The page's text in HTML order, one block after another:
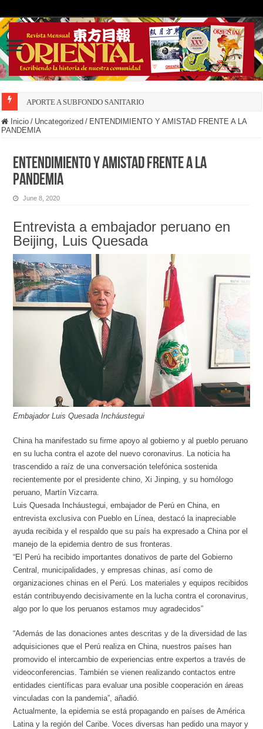
APORTE A SUBFONDO SANITARIO
Inicio / Uncategorized / ENTENDIMIENTO Y AMISTAD FRENTE A LA
PANDEMIA
ENTENDIMIENTO Y AMISTAD FRENTE A LA
PANDEMIA
June 8, 2020
Entrevista a embajador peruano en
Beijing, Luis Quesada
Embajador Luis Quesada Incháustegui
China ha manifestado su firme apoyo al gobierno y al pueblo peruano
en su lucha contra el azote del nuevo coronavirus. La noticia ha
trascendido a raíz de una conversación telefónica sostenida
recientemente por el presidente chino, Xi Jinping, y su homólogo
peruano, Martín Vizcarra.
Luis Quesada Incháustegui, embajador de Perú en China, en
entrevista exclusiva con Pueblo en Línea, destacó la inapreciable
ayuda recibida y el respaldo que su país ha expresado a China por el
manejo de la epidemia dentro de sus fronteras.
“El Perú ha recibido importantes donativos de parte del Gobierno
Central, municipalidades, y empresas chinas, así como de
organizaciones chinas en el Perú. Los materiales y equipos recibidos
están contribuyendo decisivamente en la lucha contra el coronavirus,
algo por lo que los peruanos estamos muy agradecidos”
“Además de las donaciones antes descritas y de la diversidad de las
adquisiciones que el Perú realiza en China, nuestros países han
promovido el intercambio de experiencias entre expertos a través de
videoconferencias. También se vienen realizando contactos entre
entidades científicas para evaluar una posible cooperación en áreas
vinculadas con la pandemia”, añadió.
Actualmente, la epidemia se está propagando en países de América
Latina y la región del Caribe. Voces diversas han pedido una mayor y